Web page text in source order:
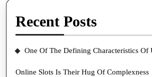
Recent Posts
One Of The Defining Characteristics Of
Online Slots Is Their Hug Of Complexness